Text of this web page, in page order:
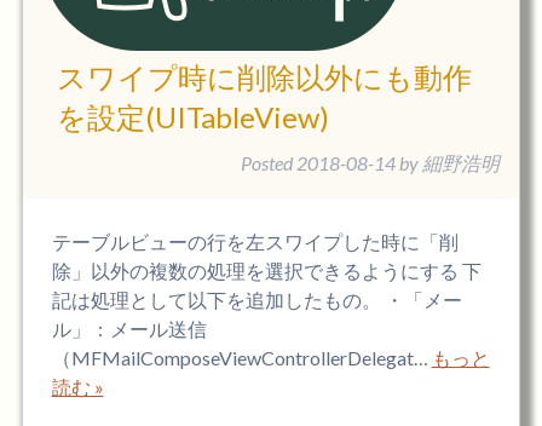
スワイプ時に削除以外にも動作
を設定(UITableView)
Posted 2018-08-14 by 細野浩明
テーブルビューの行を左スワイプした時に「削
除」以外の複数の処理を選択できるようにする 下
記は処理として以下を追加したもの。 ・「メー
ル」：メール送信
（MFMailComposeViewControllerDelegat… もっと
読む »